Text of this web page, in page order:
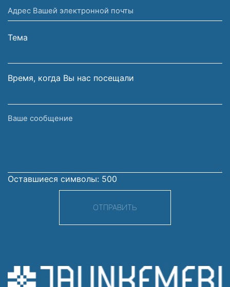
и
фамилия
Адрес
Вашей
электронной
Тема
Время, когда Вы нас посещали
Ваше
Оставшиеся символы: 500
ОТПРАВИТЬ